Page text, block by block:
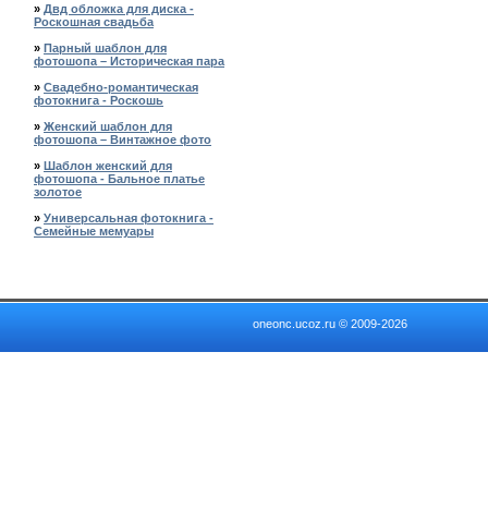
» Двд обложка для диска -
Роскошная свадьба
» Парный шаблон для
фотошопа – Историческая пара
» Свадебно-романтическая
фотокнига - Роскошь
» Женский шаблон для
фотошопа – Винтажное фото
» Шаблон женский для
фотошопа - Бальное платье
золотое
» Универсальная фотокнига -
Семейные мемуары
oneonc.ucoz.ru © 2009-2026